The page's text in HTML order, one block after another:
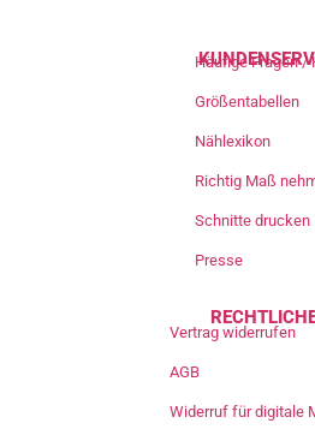
Häufige Fragen /
Größentabellen
Nählexikon
Richtig Maß
Schnitte drucken
Presse
Vertrag widerrufen
AGB
Widerruf für digitale